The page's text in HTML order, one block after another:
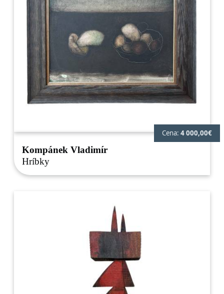
Cena: 4 000,00€
Kompánek Vladimír
Hríbky